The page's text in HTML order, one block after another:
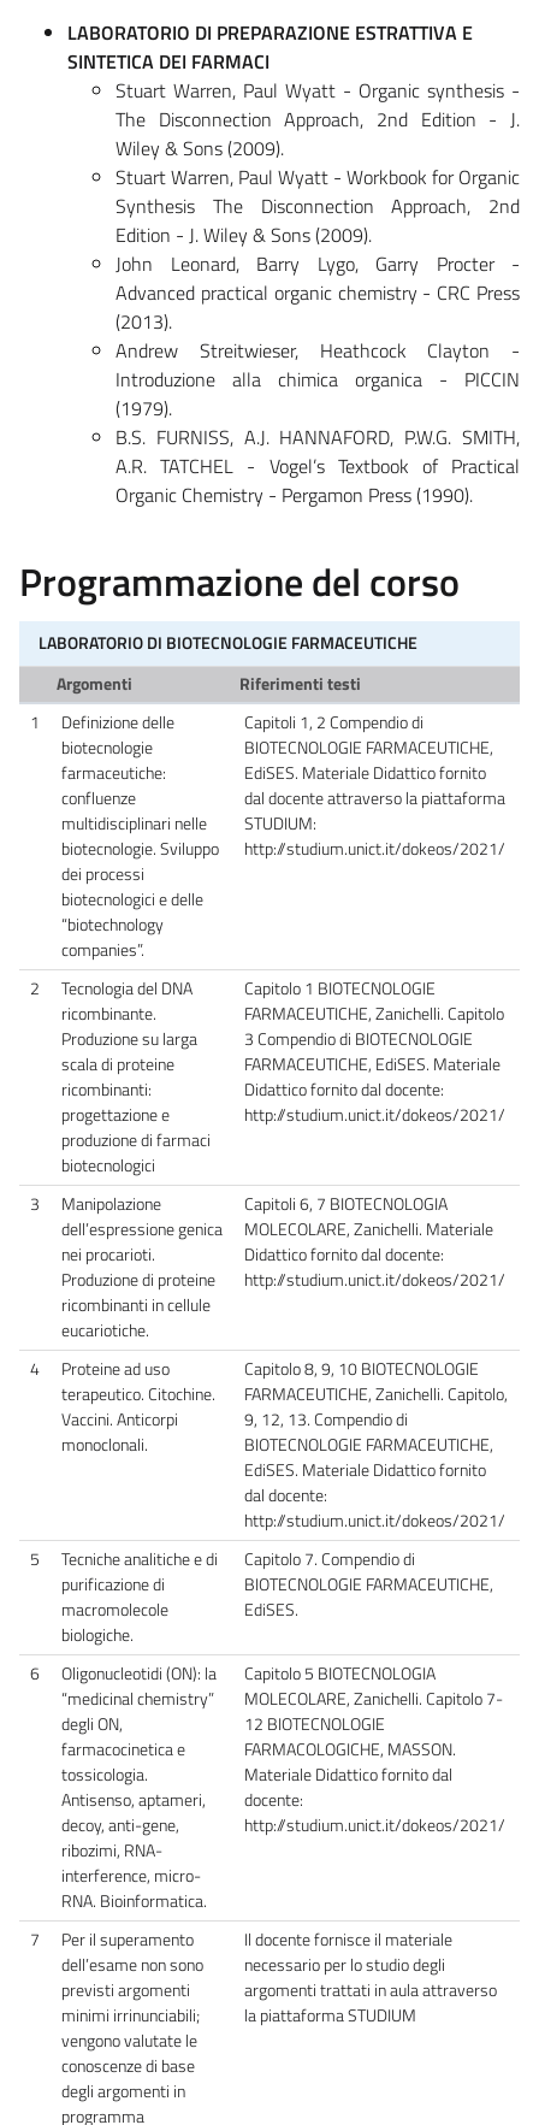
LABORATORIO DI PREPARAZIONE ESTRATTIVA E
SINTETICA DEI FARMACI
Stuart Warren, Paul Wyatt - Organic synthesis -
The Disconnection Approach, 2nd Edition - J.
Wiley & Sons (2009).
Stuart Warren, Paul Wyatt - Workbook for Organic
Synthesis The Disconnection Approach, 2nd
Edition - J. Wiley & Sons (2009).
John Leonard, Barry Lygo, Garry Procter -
Advanced practical organic chemistry - CRC Press
(2013).
Andrew Streitwieser, Heathcock Clayton -
Introduzione alla chimica organica - PICCIN
(1979).
B.S. FURNISS, A.J. HANNAFORD, P.W.G. SMITH,
A.R. TATCHEL - Vogel’s Textbook of Practical
Organic Chemistry - Pergamon Press (1990).
Programmazione del corso
LABORATORIO DI BIOTECNOLOGIE FARMACEUTICHE
Argomenti
Riferimenti testi
1
Definizione delle
biotecnologie
farmaceutiche:
confluenze
multidisciplinari nelle
biotecnologie. Sviluppo
dei processi
biotecnologici e delle
“biotechnology
companies”.
Capitoli 1, 2 Compendio di
BIOTECNOLOGIE FARMACEUTICHE,
EdiSES. Materiale Didattico fornito
dal docente attraverso la piattaforma
STUDIUM:
http://studium.unict.it/dokeos/2021/
2
Tecnologia del DNA
ricombinante.
Produzione su larga
scala di proteine
ricombinanti:
progettazione e
produzione di farmaci
biotecnologici
Capitolo 1 BIOTECNOLOGIE
FARMACEUTICHE, Zanichelli. Capitolo
3 Compendio di BIOTECNOLOGIE
FARMACEUTICHE, EdiSES. Materiale
Didattico fornito dal docente:
http://studium.unict.it/dokeos/2021/
3
Manipolazione
dell’espressione genica
nei procarioti.
Produzione di proteine
ricombinanti in cellule
eucariotiche.
Capitoli 6, 7 BIOTECNOLOGIA
MOLECOLARE, Zanichelli. Materiale
Didattico fornito dal docente:
http://studium.unict.it/dokeos/2021/
4
Proteine ad uso
terapeutico. Citochine.
Vaccini. Anticorpi
monoclonali.
Capitolo 8, 9, 10 BIOTECNOLOGIE
FARMACEUTICHE, Zanichelli. Capitolo,
9, 12, 13. Compendio di
BIOTECNOLOGIE FARMACEUTICHE,
EdiSES. Materiale Didattico fornito
dal docente:
http://studium.unict.it/dokeos/2021/
5
Tecniche analitiche e di
purificazione di
macromolecole
biologiche.
Capitolo 7. Compendio di
BIOTECNOLOGIE FARMACEUTICHE,
EdiSES.
6
Oligonucleotidi (ON): la
“medicinal chemistry”
degli ON,
farmacocinetica e
tossicologia.
Antisenso, aptameri,
decoy, anti-gene,
ribozimi, RNA-
interference, micro-
RNA. Bioinformatica.
Capitolo 5 BIOTECNOLOGIA
MOLECOLARE, Zanichelli. Capitolo 7-
12 BIOTECNOLOGIE
FARMACOLOGICHE, MASSON.
Materiale Didattico fornito dal
docente:
http://studium.unict.it/dokeos/2021/
7
Per il superamento
dell’esame non sono
previsti argomenti
minimi irrinunciabili;
vengono valutate le
conoscenze di base
degli argomenti in
programma
Il docente fornisce il materiale
necessario per lo studio degli
argomenti trattati in aula attraverso
la piattaforma STUDIUM